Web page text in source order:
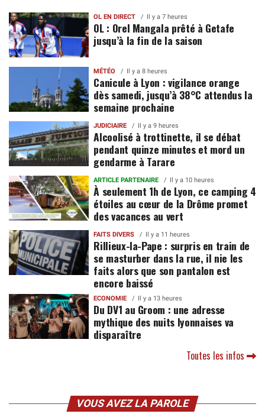
OL EN DIRECT Il y a 7 heures
OL : Orel Mangala prêté à Getafe
jusqu’à la fin de la saison
MÉTÉO Il y a 8 heures
Canicule à Lyon : vigilance orange
dès samedi, jusqu’à 38°C attendus la
semaine prochaine
JUDICIAIRE Il y a 9 heures
Alcoolisé à trottinette, il se débat
pendant quinze minutes et mord un
gendarme à Tarare
ARTICLE PARTENAIRE Il y a 10 heures
À seulement 1h de Lyon, ce camping 4
étoiles au cœur de la Drôme promet
des vacances au vert
FAITS DIVERS Il y a 11 heures
Rillieux-la-Pape : surpris en train de
se masturber dans la rue, il nie les
faits alors que son pantalon est
encore baissé
ECONOMIE Il y a 13 heures
Du DV1 au Groom : une adresse
mythique des nuits lyonnaises va
disparaître
Toutes les infos
VOUS AVEZ LA PAROLE